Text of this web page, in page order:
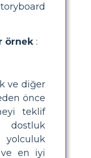
örnek :
ve diğer
önce
teklif
ve en iyi